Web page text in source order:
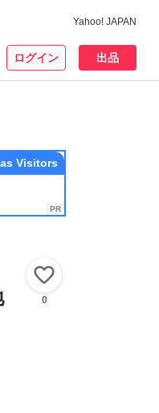
Yahoo! JAPAN
ログイン 出品
Visitors
0